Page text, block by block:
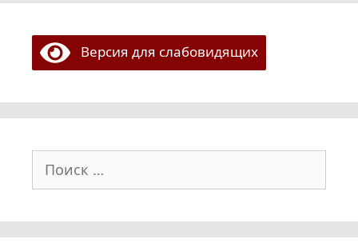
Версия для слабовидящих